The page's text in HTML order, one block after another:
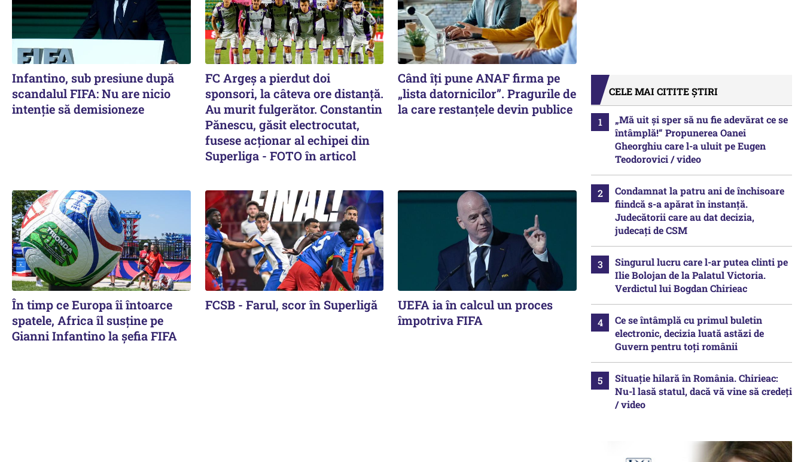
Infantino, sub presiune după
scandalul FIFA: Nu are nicio
intenție să demisioneze
FC Argeș a pierdut doi
sponsori, la câteva ore distanță.
Au murit fulgerător. Constantin
Pănescu, găsit electrocutat,
fusese acționar al echipei din
Superliga - FOTO în articol
Când îți pune ANAF firma pe
„lista datornicilor”. Pragurile de
la care restanțele devin publice
În timp ce Europa îi întoarce
spatele, Africa îl susține pe
Gianni Infantino la șefia FIFA
FCSB - Farul, scor în Superligă
UEFA ia în calcul un proces
împotriva FIFA
CELE MAI CITITE ȘTIRI
„Mă uit și sper să nu fie adevărat ce se
întâmplă!“ Propunerea Oanei
Gheorghiu care l-a uluit pe Eugen
Teodorovici / video
Condamnat la patru ani de închisoare
fiindcă s-a apărat în instanță.
Judecătorii care au dat decizia,
judecați de CSM
Singurul lucru care l-ar putea clinti pe
Ilie Bolojan de la Palatul Victoria.
Verdictul lui Bogdan Chirieac
Ce se întâmplă cu primul buletin
electronic, decizia luată astăzi de
Guvern pentru toți românii
Situație hilară în România. Chirieac:
Nu-l lasă statul, dacă vă vine să credeți
/ video